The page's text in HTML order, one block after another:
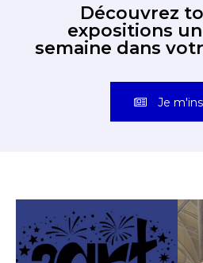
semaine dans